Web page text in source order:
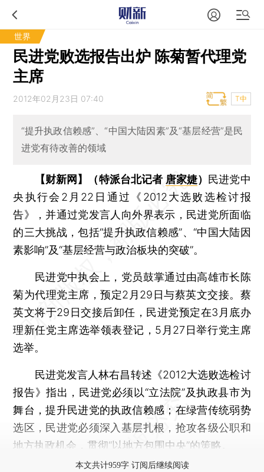
世界
民进党败选报告出炉 陈菊暂代理党
主席
2012年02月23日 07:40 T中
“提升执政信赖感”、“中国大陆因素”及“基层经营”是民
进党有待改善的领域
【财新网】（特派台北记者 唐家婕） 民进党中
央执行会2月22日通过《2012大选败选检讨报
告》，并通过党发言人向外界表示，民进党所面临
的三大挑战，包括“提升执政信赖感”、“中国大陆因
素影响”及“基层经营与政治板块的突破”。
民进党中执会上，党员鼓掌通过由高雄市长陈
菊为代理党主席，预定2月29日与蔡英文交接。蔡
英文将于29日交接后卸任，民进党预定在3月底办
理新任党主席选举领表登记，5月27日举行党主席
选举。
民进党发言人林右昌转述《2012大选败选检讨
报告》指出，民进党必须以“立法院”及执政县市为
舞台，提升民进党的执政信赖感；在绿营传统弱势
选区，民进党必须深入基层扎根，抢攻各级公职和
地方执政机会，贯彻“以地方包围中央”的策略。
本文共计959字 订阅后继续阅读